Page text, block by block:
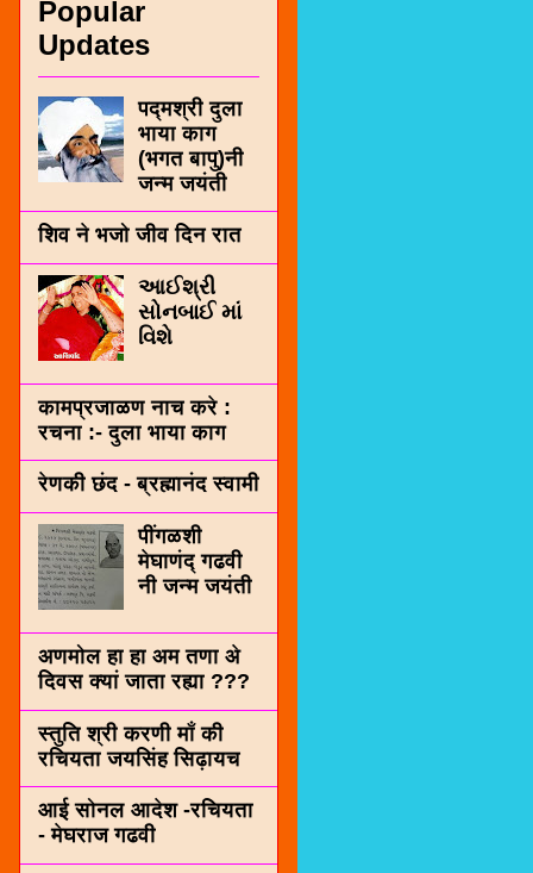
Popular
Updates
पद्मश्री दुला
भाया काग
(भगत बापु)नी
जन्म जयंती
शिव ने भजो जीव दिन रात
આઈશ્રી
સોનબાઈ માં
વિશે
कामप्रजाळण नाच करे :
रचना :- दुला भाया काग
रेणकी छंद - ब्रह्मानंद स्वामी
पींगळशी
मेघाणंद् गढवी
नी जन्म जयंती
अणमोल हा हा अम तणा अे
दिवस क्यां जाता रह्या ???
स्तुति श्री करणी माँ की
रचियता जयसिंह सिढ़ायच
आई सोनल आदेश -रचियता
- मेघराज गढवी